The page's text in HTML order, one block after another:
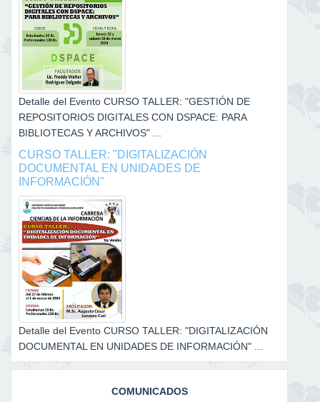
Detalle del Evento CURSO TALLER: "GESTIÓN DE
REPOSITORIOS DIGITALES CON DSPACE: PARA
BIBLIOTECAS Y ARCHIVOS" ...
CURSO TALLER: "DIGITALIZACIÓN
DOCUMENTAL EN UNIDADES DE
INFORMACIÓN"
Detalle del Evento CURSO TALLER: "DIGITALIZACIÓN
DOCUMENTAL EN UNIDADES DE INFORMACIÓN" ...
COMUNICADOS